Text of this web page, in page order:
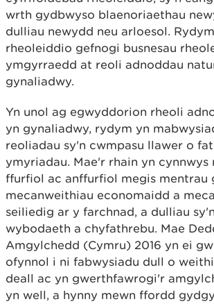
wrth gydbwyso blaenoriaethau
dulliau newydd neu arloesol.
rheoleiddio gefnogi busnesau
ymgyrraedd at reoli adnoddau
gynaliadwy.
Yn unol ag egwyddorion rheoli
yn gynaliadwy, rydym yn
reoliadau sy'n cwmpasu llawer o
ymyriadau. Mae'r rhain yn cynnwys
ffurfiol ac anffurfiol megis mentrau
mecanweithiau economaidd a
seiliedig ar y farchnad, a dulliau
wybodaeth a chyfathrebu. Mae
Amgylchedd (Cymru) 2016 yn ei
ofynnol i ni fabwysiadu dull o
deall ac yn gwerthfawrogi'r
yn well, a hynny mewn ffordd